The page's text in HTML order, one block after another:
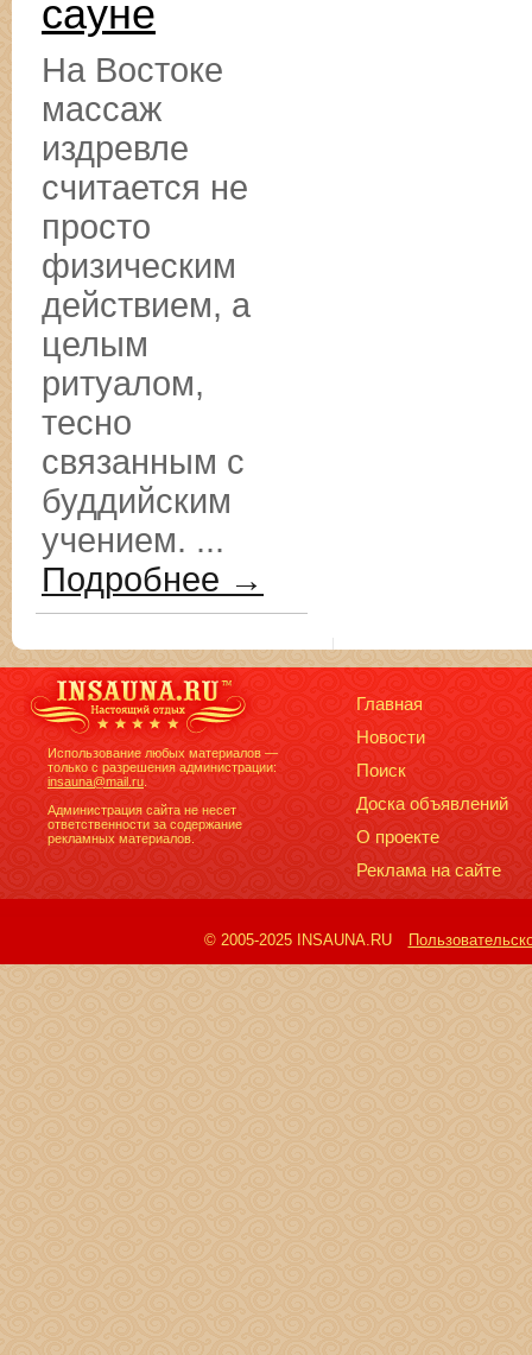
сауне
На Востоке
массаж
издревле
считается не
просто
физическим
действием, а
целым
ритуалом,
тесно
связанным с
буддийским
учением. ...
Подробнее →
Использование любых материалов —
только с разрешения администрации:
insauna@mail.ru
Администрация сайта не несет
ответственности за содержание
рекламных материалов.
Главная
Новости
Поиск
Доска объявлений
О проекте
Реклама на сайте
© 2005-2025 INSAUNA.RU